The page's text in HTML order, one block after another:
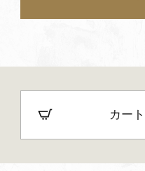
カー